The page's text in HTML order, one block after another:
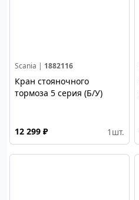
Scania | 1882116
Кран стояночного
тормоза 5 серия (Б/У)
12 299 ₽ 1 шт.